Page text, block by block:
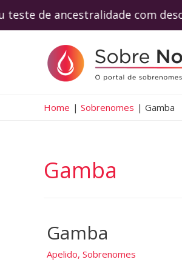
seu teste de
Home Sobrenomes Gamba
Gamba
Gamba
Apelido, Sobrenomes